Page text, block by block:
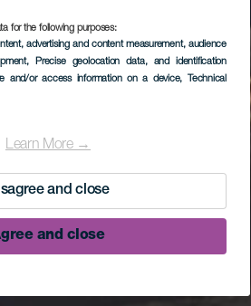
for the following purposes:
advertising and content measurement, audience
, Precise geolocation data, and identification
and/or access information on a device, Technical
Learn More →
and close
and close